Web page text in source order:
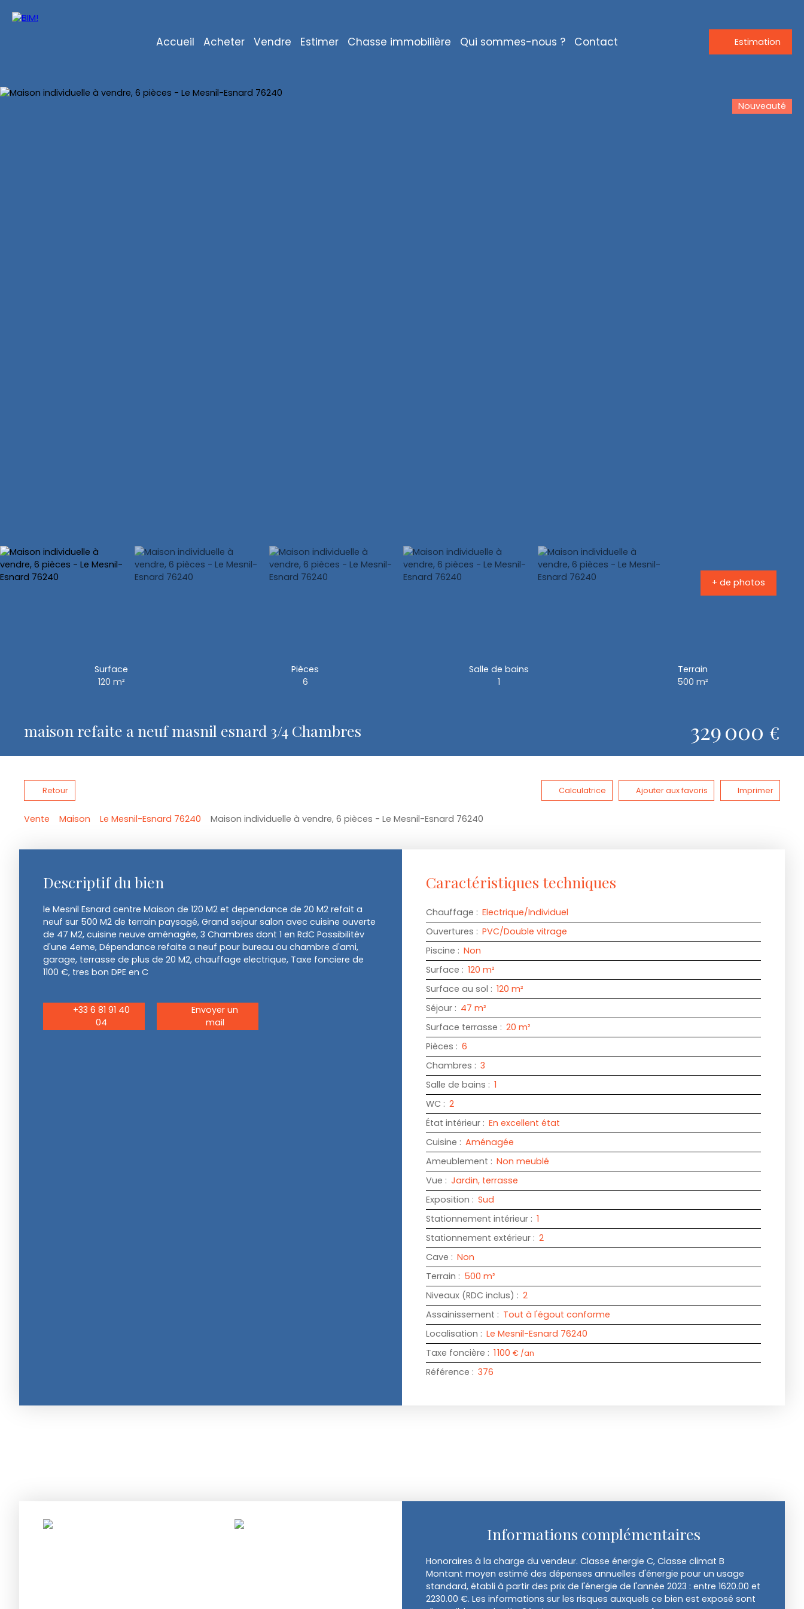
Accueil Acheter Vendre Estimer Chasse immobilière Qui sommes-nous ? Contact Estimation
Nouveauté
+ de photos
Surface
120 m²
Pièces
6
Salle de bains
1
Terrain
500 m²
maison refaite a neuf masnil esnard 3/4 Chambres 329 000 €
Retour Calculatrice Ajouter aux favoris Imprimer
Vente Maison Le Mesnil-Esnard 76240 Maison individuelle à vendre, 6 pièces - Le Mesnil-Esnard 76240
Descriptif du bien
le Mesnil Esnard centre Maison de 120 M2 et dependance de 20 M2 refait a
neuf sur 500 M2 de terrain paysagé, Grand sejour salon avec cuisine ouverte
de 47 M2, cuisine neuve aménagée, 3 Chambres dont 1 en RdC Possibilitév
d'une 4eme, Dépendance refaite a neuf pour bureau ou chambre d'ami,
garage, terrasse de plus de 20 M2, chauffage electrique, Taxe fonciere de
1100 €, tres bon DPE en C
+33 6 81 91 40
04
Envoyer un
mail
Caractéristiques techniques
Chauffage : Electrique/Individuel
Ouvertures : PVC/Double vitrage
Piscine : Non
Surface : 120 m²
Surface au sol : 120 m²
Séjour : 47 m²
Surface terrasse : 20 m²
Pièces : 6
Chambres : 3
Salle de bains : 1
WC : 2
État intérieur : En excellent état
Cuisine : Aménagée
Ameublement : Non meublé
Vue : Jardin, terrasse
Exposition : Sud
Stationnement intérieur : 1
Stationnement extérieur : 2
Cave : Non
Terrain : 500 m²
Niveaux (RDC inclus) : 2
Assainissement : Tout à l'égout conforme
Localisation : Le Mesnil-Esnard 76240
Taxe foncière : 1 100 € /an
Référence : 376
Informations complémentaires
Honoraires à la charge du vendeur. Classe énergie C, Classe climat B
Montant moyen estimé des dépenses annuelles d'énergie pour un usage
standard, établi à partir des prix de l'énergie de l'année 2023 : entre 1620.00 et
2230.00 €. Les informations sur les risques auxquels ce bien est exposé sont